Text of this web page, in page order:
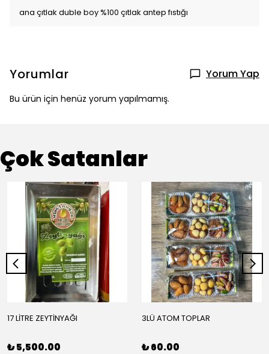
ana çıtlak duble boy %100 çıtlak antep fıstığı
Yorumlar Yorum Yap
Bu ürün için henüz yorum yapılmamış.
Çok Satanlar
17 LİTRE ZEYTİNYAĞI
₺ 5,500.00
3LÜ ATOM TOPLAR
₺ 60.00